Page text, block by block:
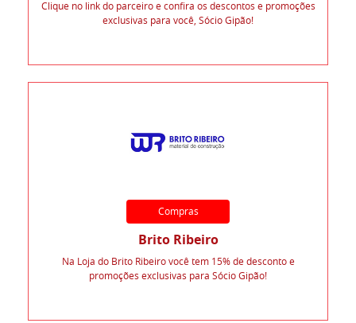
Clique no link do parceiro e confira os descontos e promoções
exclusivas para você, Sócio Gipão!
Compras
Brito Ribeiro
Na Loja do Brito Ribeiro você tem 15% de desconto e
promoções exclusivas para Sócio Gipão!